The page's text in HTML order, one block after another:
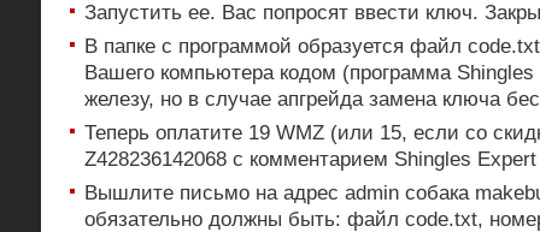
Запустить ее. Вас попросят ввести ключ.
В папке с программой образуется файл
Вашего компьютера кодом (программа Shingles
железу, но в случае апгрейда замена ключа
Теперь оплатите 19 WMZ (или 15, если со
Z428236142068 с комментарием Shingles
Вышлите письмо на адрес admin собака
обязательно должны быть: файл code.txt,